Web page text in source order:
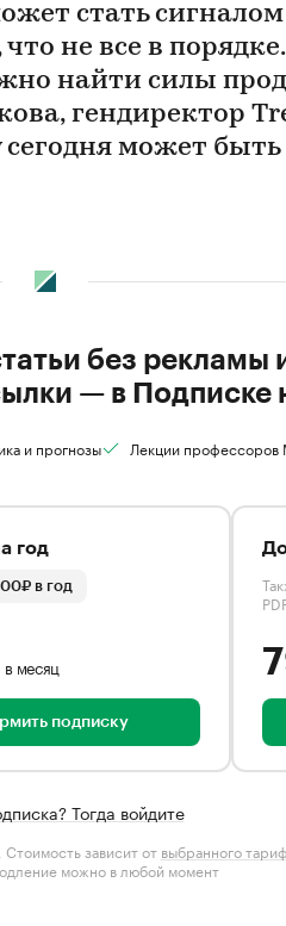
стать сигналом
не все в
найти силы
гендиректор
может быть
без рекламы
— в Подписке
и прогнозы Лекции профессоров
год
в год
в месяц
подписку
Тогда войдите
зависит от выбранного
можно в любой момент